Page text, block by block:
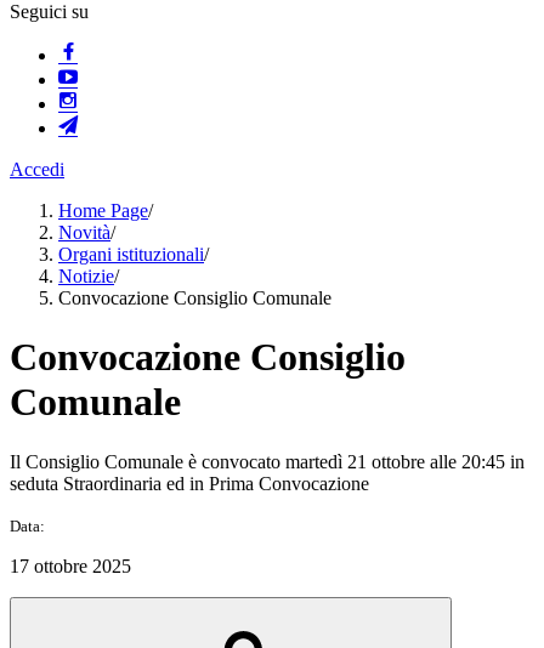
Seguici su
Accedi
Home Page/
Novità/
Organi istituzionali/
Notizie/
Convocazione Consiglio Comunale
Convocazione Consiglio
Comunale
Il Consiglio Comunale è convocato martedì 21 ottobre alle 20:45 in
seduta Straordinaria ed in Prima Convocazione
Data:
17 ottobre 2025